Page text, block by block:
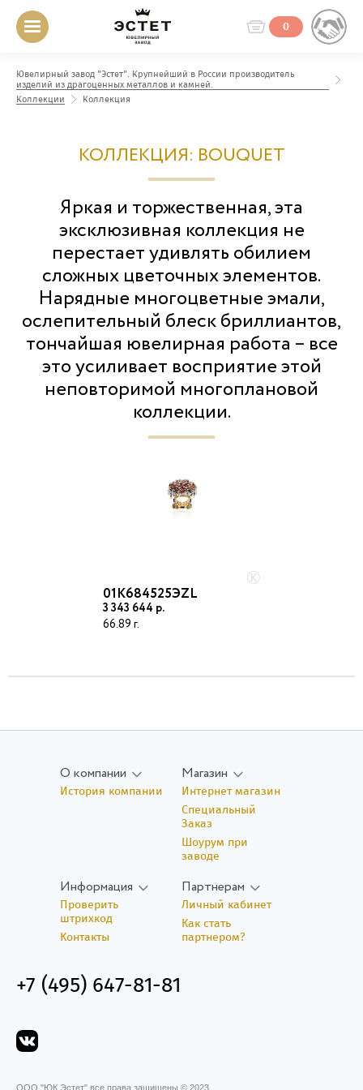
0
Электронная почта
Восстановить пароль
Ювелирный завод "Эстет". Крупнейший в России производитель
изделий из драгоценных металлов и камней.
Коллекции
Коллекция
КОЛЛЕКЦИЯ: BOUQUET
Яркая и торжественная, эта
эксклюзивная коллекция не
перестает удивлять обилием
сложных цветочных элементов.
Нарядные многоцветные эмали,
ослепительный блеск бриллиантов,
тончайшая ювелирная работа – все
это усиливает восприятие этой
неповторимой многоплановой
коллекции.
01К684525ЭZL
3 343 644
66.89
О компании
История компании
Магазин
Интернет магазин
Специальный
Заказ
Шоурум при
заводе
Информация
Проверить
штрихкод
Контакты
Партнерам
Личный кабинет
Как стать
партнером?
+7 (495) 647-81-81
ООО "ЮК Эстет" все права защищены © 2023